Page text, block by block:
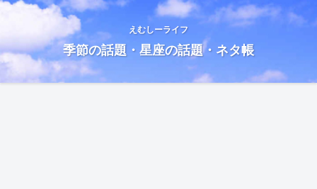
えむしーライフ
季節の話題・星座の話題・ネタ帳